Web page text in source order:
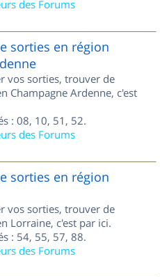
des Forums
sorties en région
vos sorties, trouver de
Champagne Ardenne, c'est
: 08, 10, 51, 52.
des Forums
sorties en région
vos sorties, trouver de
Lorraine, c'est par ici.
: 54, 55, 57, 88.
des Forums